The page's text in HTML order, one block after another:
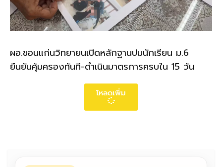
ผอ.ขอนแก่นวิทยายนเปิดหลักฐานปมนักเรียน ม.6
ยืนยันคุ้มครองทันที-ดำเนินมาตรการครบใน 15 วัน
โหลดเพิ่ม